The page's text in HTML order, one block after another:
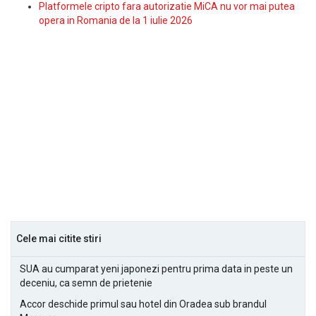
Platformele cripto fara autorizatie MiCA nu vor mai putea
opera in Romania de la 1 iulie 2026
Cele mai citite stiri
SUA au cumparat yeni japonezi pentru prima data in peste un
deceniu, ca semn de prietenie
Accor deschide primul sau hotel din Oradea sub brandul